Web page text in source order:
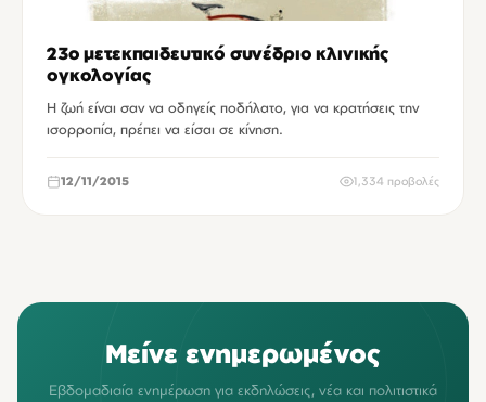
23ο μετεκπαιδευτικό συνέδριο κλινικής
ογκολογίας
Η ζωή είναι σαν να οδηγείς ποδήλατο, για να κρατήσεις την
ισορροπία, πρέπει να είσαι σε κίνηση.
12/11/2015 1,334 προβολές
Μείνε ενημερωμένος
Εβδομαδιαία ενημέρωση για εκδηλώσεις, νέα και πολιτιστικά